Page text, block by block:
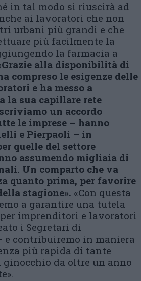
in tal modo si riuscirà ad
ai lavoratori che non
urbani più grandi e che
più facilmente la
la farmacia a
alla disponibilità di
compreso le esigenze delle
e ha messo a
la sua capillare rete
un accordo
le imprese – hanno
e Pierpaoli – in
quelle del settore
assumendo migliaia di
Un comparto che va
quanto prima, per favorire
stagione». «Con questa
a garantire una tutela
imprenditori e lavoratori
i Segretari di
e contribuiremo in maniera
più rapida di tante
da oltre un anno